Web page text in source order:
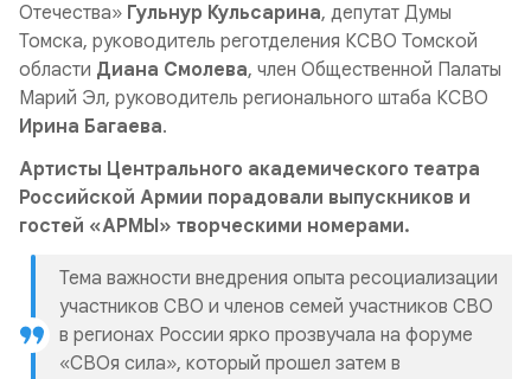
Отечества» Гульнур Кульсарина, депутат Думы
Томска, руководитель реготделения КСВО Томской
области Диана Смолева, член Общественной Палаты
Марий Эл, руководитель регионального штаба КСВО
Ирина Багаева.
Артисты Центрального академического театра
Российской Армии порадовали выпускников и
гостей «АРМЫ» творческими номерами.
Тема важности внедрения опыта ресоциализации
участников СВО и членов семей участников СВО
в регионах России ярко прозвучала на форуме
«СВОя сила», который прошел затем в